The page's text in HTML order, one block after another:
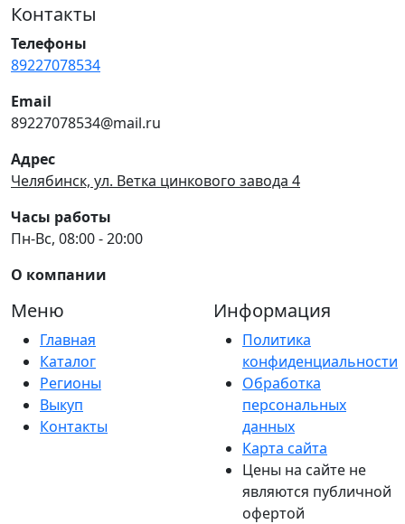
Контакты
Телефоны
89227078534
Email
89227078534@mail.ru
Адрес
Челябинск, ул. Ветка цинкового завода 4
Часы работы
Пн-Вс, 08:00 - 20:00
О компании
Меню
Главная
Каталог
Регионы
Выкуп
Контакты
Информация
Политика
конфиденциальности
Обработка
персональных
данных
Карта сайта
Цены на сайте не
являются публичной
офертой